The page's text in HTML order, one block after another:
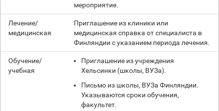
мероприятие.
Лечение/
медицинская
Приглашение из клиники или
медицинская справка от специалиста в
Финляндии с указанием периода лечения.
Обучение/
учебная
Приглашение из учреждения
Хельсинки (школы, ВУЗа).
Письмо из школы, ВУЗа Финляндии.
Указываются сроки обучения,
факультет.